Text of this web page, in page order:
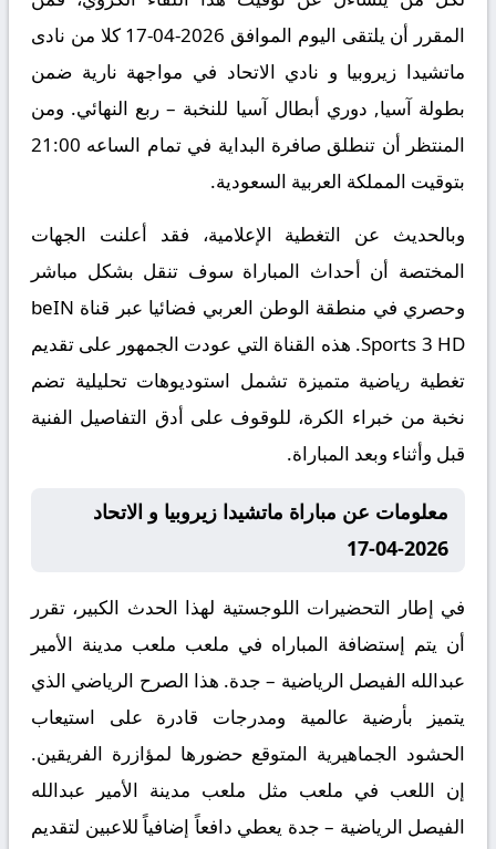
المقرر أن يلتقى اليوم الموافق 2026-04-17 كلا من نادى
ماتشيدا زيروبيا و نادي الاتحاد في مواجهة نارية ضمن
بطولة آسيا, دوري أبطال آسيا للنخبة – ربع النهائي. ومن
المنتظر أن تنطلق صافرة البداية في تمام الساعه 21:00
بتوقيت المملكة العربية السعودية.
وبالحديث عن التغطية الإعلامية، فقد أعلنت الجهات
المختصة أن أحداث المباراة سوف تنقل بشكل مباشر
وحصري في منطقة الوطن العربي فضائيا عبر قناة beIN
Sports 3 HD. هذه القناة التي عودت الجمهور على تقديم
تغطية رياضية متميزة تشمل استوديوهات تحليلية تضم
نخبة من خبراء الكرة، للوقوف على أدق التفاصيل الفنية
قبل وأثناء وبعد المباراة.
معلومات عن مباراة ماتشيدا زيروبيا و الاتحاد
2026-04-17
في إطار التحضيرات اللوجستية لهذا الحدث الكبير، تقرر
أن يتم إستضافة المباراه في ملعب ملعب مدينة الأمير
عبدالله الفيصل الرياضية – جدة. هذا الصرح الرياضي الذي
يتميز بأرضية عالمية ومدرجات قادرة على استيعاب
الحشود الجماهيرية المتوقع حضورها لمؤازرة الفريقين.
إن اللعب في ملعب مثل ملعب مدينة الأمير عبدالله
الفيصل الرياضية – جدة يعطي دافعاً إضافياً للاعبين لتقديم